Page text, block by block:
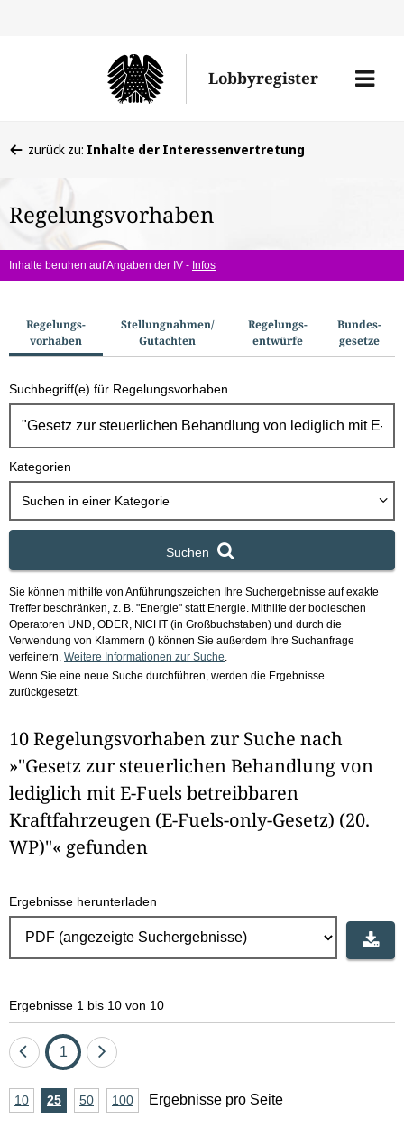
den
Lobbyregister
Menü
befinden
hier:
zurück zu: Inhalte der Interessenvertretung
Regelungsvorhaben
Inhalte beruhen auf Angaben der IV - Infos
u
c
h
o
Regelungs­
vorhaben
Stellungnahmen/​
Gutachten
Regelungs­
entwürfe
Bundes­
gesetze
Suchbegriff(e) für Regelungsvorhaben
Kategorien
Suchen in einer Kategorie
Suchen
Sie können mithilfe von Anführungszeichen Ihre Suchergebnisse auf exakte
Treffer beschränken, z. B. "Energie" statt Energie. Mithilfe der booleschen
Operatoren UND, ODER, NICHT (in Großbuchstaben) und durch die
Verwendung von Klammern () können Sie außerdem Ihre Suchanfrage
verfeinern. Weitere Informationen zur Suche
Wenn Sie eine neue Suche durchführen, werden die Ergebnisse
zurückgesetzt.
10 Regelungsvorhaben zur Suche nach
»"Gesetz zur steuerlichen Behandlung von
lediglich mit E-Fuels betreibbaren
Kraftfahrzeugen (E-Fuels-only-Gesetz) (20.
WP)"« gefunden
Ergebnisse herunterladen
Ergebnisse 1 bis 10 von 10
Eine
zurück
Seite
1
Eine
vor
A10Ergebnisse
25Ergebnisse
50Ergebnisse
100Ergebnisse
Ergebnisse pro Seite